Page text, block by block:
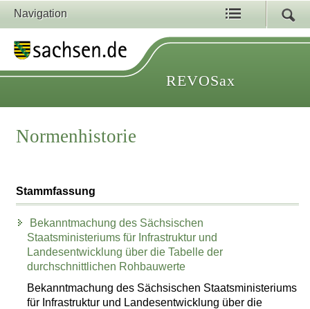
Navigation
REVOSax
Normenhistorie
Stammfassung
Bekanntmachung des Sächsischen
Staatsministeriums für Infrastruktur und
Landesentwicklung über die Tabelle der
durchschnittlichen Rohbauwerte
Bekanntmachung des Sächsischen Staatsministeriums
für Infrastruktur und Landesentwicklung über die